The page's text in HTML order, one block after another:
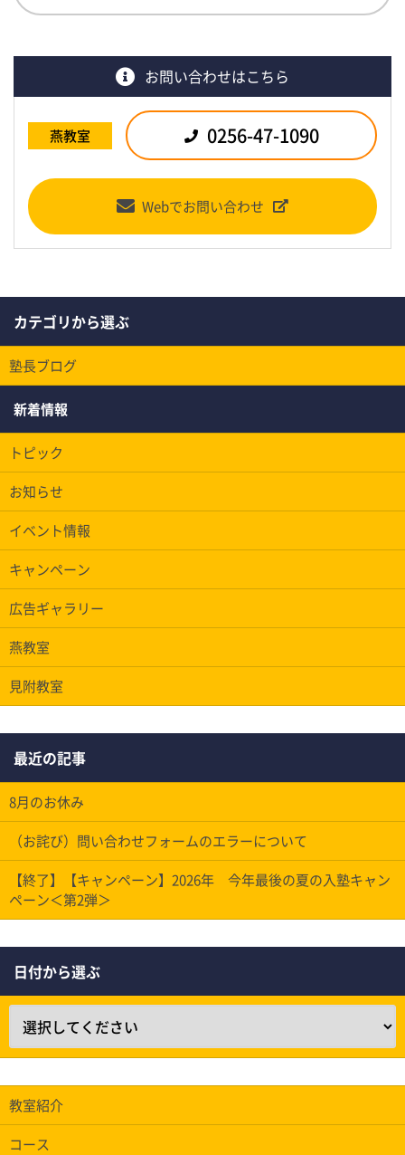
お問い合わせはこちら
燕教室 0256-47-1090
Webでお問い合わせ
カテゴリから選ぶ
塾長ブログ
新着情報
トピック
お知らせ
イベント情報
キャンペーン
広告ギャラリー
燕教室
見附教室
最近の記事
8月のお休み
（お詫び）問い合わせフォームのエラーについて
【終了】【キャンペーン】2026年 今年最後の夏の入塾キャン
ペーン＜第2弾＞
日付から選ぶ
教室紹介
コース